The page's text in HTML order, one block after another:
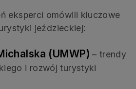
eksperci omówili kluczowe
jeździeckiej:
(UMWP) – trendy
i rozwój turystyki